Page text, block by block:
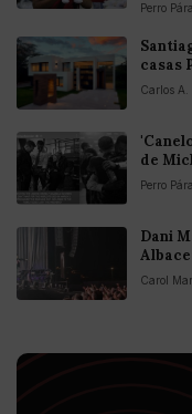
Perro
casas
Carlos
de
Perro
Dani
Carol